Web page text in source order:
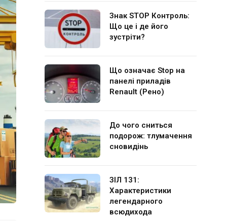
Знак STOP Контроль:
Що це і де його
зустріти?
Що означає Stop на
панелі приладів
Renault (Рено)
До чого сниться
подорож: тлумачення
сновидінь
ЗІЛ 131:
Характеристики
легендарного
всюдихода